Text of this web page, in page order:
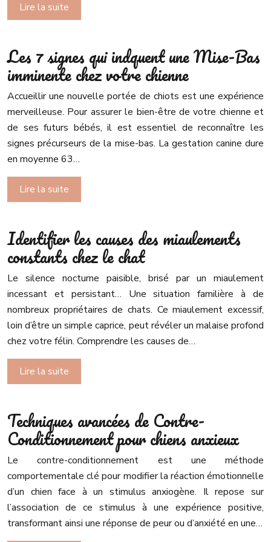
Lire la suite
Les 7 signes qui indquent une Mise-Bas
imminente chez votre chienne
Accueillir une nouvelle portée de chiots est une expérience
merveilleuse. Pour assurer le bien-être de votre chienne et
de ses futurs bébés, il est essentiel de reconnaître les
signes précurseurs de la mise-bas. La gestation canine dure
en moyenne 63…
Lire la suite
Identifier les causes des miaulements
constants chez le chat
Le silence nocturne paisible, brisé par un miaulement
incessant et persistant… Une situation familière à de
nombreux propriétaires de chats. Ce miaulement excessif,
loin d’être un simple caprice, peut révéler un malaise profond
chez votre félin. Comprendre les causes de…
Lire la suite
Techniques avancées de Contre-
Conditionnement pour chiens anxieux
Le contre-conditionnement est une méthode
comportementale clé pour modifier la réaction émotionnelle
d’un chien face à un stimulus anxiogène. Il repose sur
l’association de ce stimulus à une expérience positive,
transformant ainsi une réponse de peur ou d’anxiété en une…